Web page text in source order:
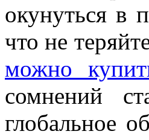
окунуться в
что не
можно
сомнений
глобальное